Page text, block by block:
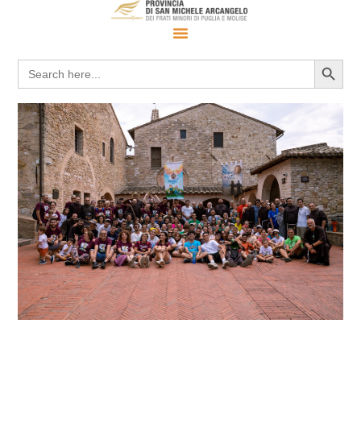
Search
for:
Search